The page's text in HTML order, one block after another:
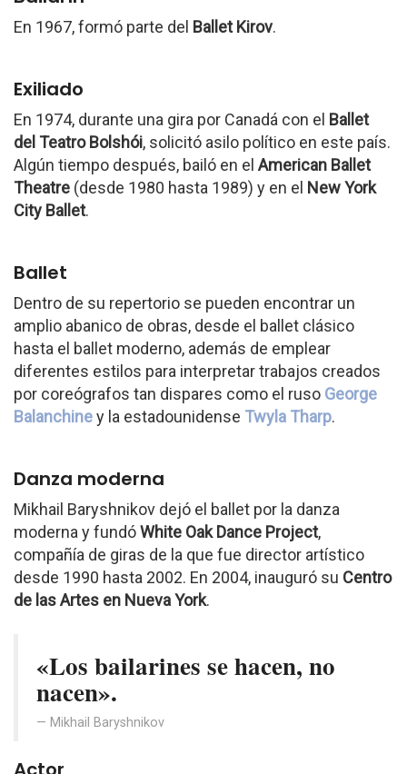
En 1967, formó parte del Ballet Kirov.
Exiliado
En 1974, durante una gira por Canadá con el Ballet
del Teatro Bolshói, solicitó asilo político en este país.
Algún tiempo después, bailó en el American Ballet
Theatre (desde 1980 hasta 1989) y en el New York
City Ballet.
Ballet
Dentro de su repertorio se pueden encontrar un
amplio abanico de obras, desde el ballet clásico
hasta el ballet moderno, además de emplear
diferentes estilos para interpretar trabajos creados
por coreógrafos tan dispares como el ruso George
Balanchiney la estadounidense Twyla Tharp.
Danza moderna
Mikhail Baryshnikov dejó el ballet por la danza
moderna y fundóWhite Oak Dance Project,
compañía de giras de la que fue director artístico
desde 1990 hasta 2002. En 2004, inauguró su Centro
de las Artes en Nueva York.
«Los bailarines se hacen, no
nacen».
Mikhail Baryshnikov